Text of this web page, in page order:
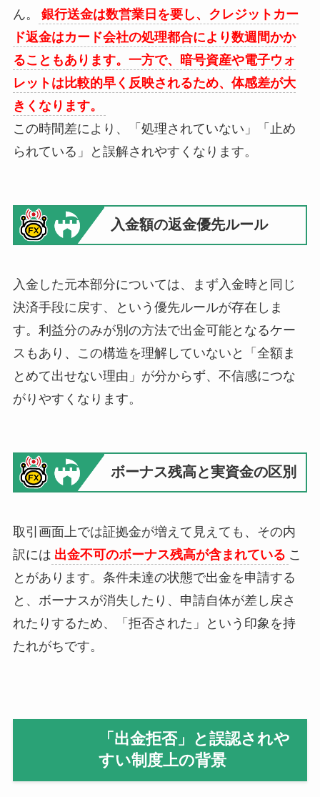
ん。
銀行送金は数営業日を要し、クレジットカー
ド返金はカード会社の処理都合により数週間かか
ることもあります。一方で、暗号資産や電子ウォ
レットは比較的早く反映されるため、体感差が大
きくなります。
この時間差により、「処理されていない」「止め
られている」と誤解されやすくなります。
入金額の返金優先ルール
入金した元本部分については、まず入金時と同じ
決済手段に戻す、という優先ルールが存在しま
す。利益分のみが別の方法で出金可能となるケー
スもあり、この構造を理解していないと「全額ま
とめて出せない理由」が分からず、不信感につな
がりやすくなります。
ボーナス残高と実資金の区別
取引画面上では証拠金が増えて見えても、その内
訳には 出金不可のボーナス残高が含まれている こ
とがあります。条件未達の状態で出金を申請する
と、ボーナスが消失したり、申請自体が差し戻さ
れたりするため、「拒否された」という印象を持
たれがちです。
「出金拒否」と誤認されや
すい制度上の背景